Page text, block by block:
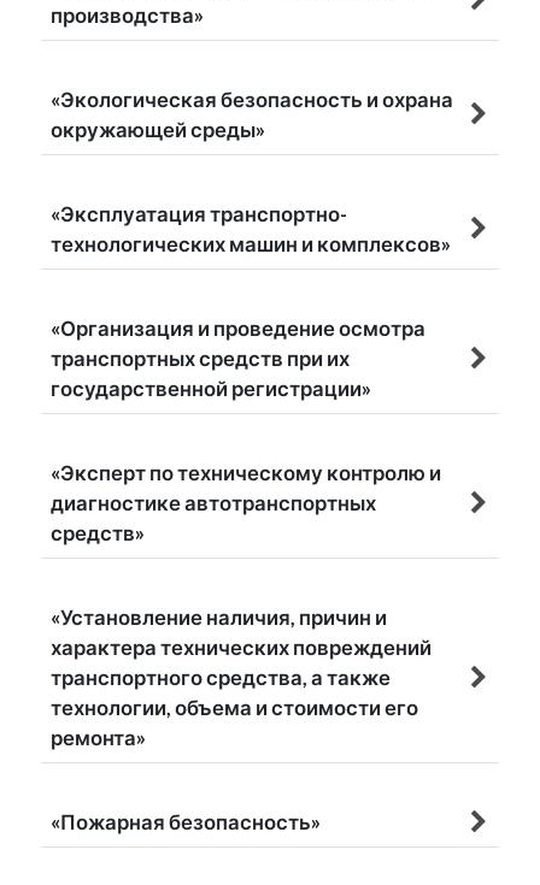
производства»
«Экологическая безопасность и охрана
окружающей среды»
«Эксплуатация транспортно-
технологических машин и комплексов»
«Организация и проведение осмотра
транспортных средств при их
государственной регистрации»
«Эксперт по техническому контролю и
диагностике автотранспортных
средств»
«Установление наличия, причин и
характера технических повреждений
транспортного средства, а также
технологии, объема и стоимости его
ремонта»
«Пожарная безопасность»